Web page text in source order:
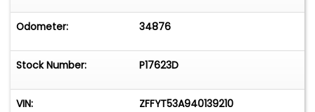
Odometer: 34876
Stock Number: P17623D
VIN: ZFFYT53A940139210